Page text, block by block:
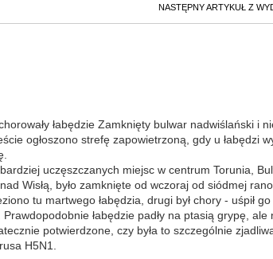
NASTĘPNY ARTYKUŁ Z
łabędzie Zamknięty bulwar nadwiślański i
ogłoszono strefę zapowietrzoną, gdy u łabędzi
uczęszczanych miejsc w centrum Torunia,
Wisłą, było zamknięte od wczoraj od siódmej
tu martwego łabędzia, drugi był chory - uśpił go
łabędzie padły na ptasią grypę, ale
potwierdzone, czy była to szczególnie
H5N1.